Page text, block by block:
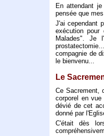
En attendant
pensée que
J'ai cependant
exécution
Malades". Je
compagnie de
le bienvenu...
Le
Ce Sacrement,
corporel en
dévié de cet
donné par
C'était dès